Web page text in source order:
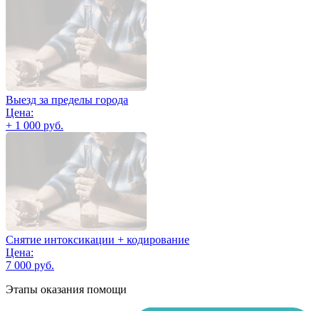
Выезд за пределы города
Цена:
+ 1 000 руб.
Снятие интоксикации + кодирование
Цена:
7 000 руб.
Этапы оказания помощи